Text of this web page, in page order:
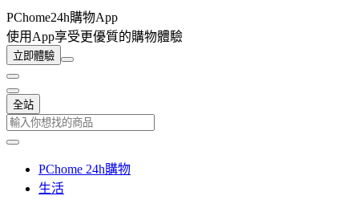
PChome24h購物App
使用App享受更優質的購物體驗
立即體驗
全站
PChome 24h購物
生活